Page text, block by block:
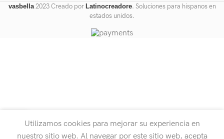
vasbella 2023 Creado por Latinocreadore. Soluciones para hispanos en
estados unidos.
Utilizamos cookies para mejorar su experiencia en
nuestro sitio web. Al navegar por este sitio web, acepta